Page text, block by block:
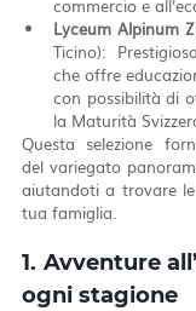
commercio e
Lyceum Alpinum
Ticino):
che offre
con possibilità di
la Maturità
Questa selezione
del variegato
aiutandoti a trovare
tua famiglia.
1. Avventure
ogni stagione